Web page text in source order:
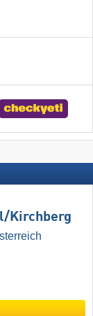
​Kirchberg